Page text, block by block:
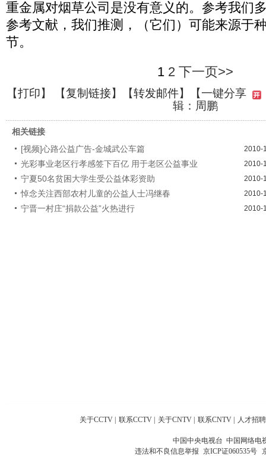
重金属对烟草公司是没有意义的。参考我们
参考文献，我们推测，（它们）可能来源于
节。
1 2 下一页>>
【打印】 【复制链接】【转发邮件】
【一键分享
辑：周鹏
相关链接
[视频]心路公益广告-金城武公车篇
2010-
光彩事业老区行孝感签下百亿 用于老区公益事业 2010-
宁夏50名贫困大学生受公益体彩资助 2010-
悼念关注西部农村儿童的公益人士冯继春 2010-
宁晋一村庄“捐款公益”火热进行 2010-
关于CCTV | 联系CCTV | 关于CNTV | 联系CNTV | 人才招聘
中国中央电视台 中国网络电
违法和不良信息举报 京ICP证060535号